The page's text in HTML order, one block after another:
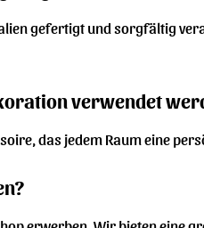
gefertigt und sorgfältig
verwendet
das jedem Raum eine